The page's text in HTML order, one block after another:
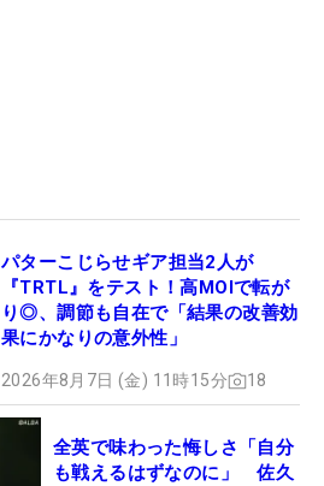
パターこじらせギア担当2人が
『TRTL』をテスト！高MOIで転が
り◎、調節も自在で「結果の改善効
果にかなりの意外性」
2026年8月7日 (金) 11時15分 18
全英で味わった悔しさ「自分
も戦えるはずなのに」 佐久